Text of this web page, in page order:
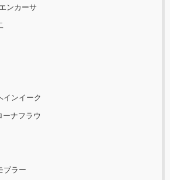
ンカーサ
インイーク
ーナフラウ
ブラー